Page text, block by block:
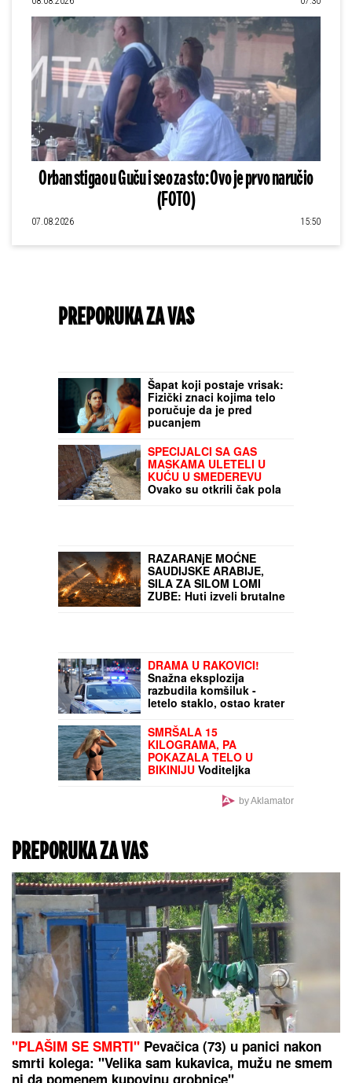
Orban stigao u Guču i seo za sto: Ovo je prvo naručio
(FOTO)
07.08.2026 15:50
PREPORUKA ZA VAS
Šapat koji postaje vrisak:
Fizički znaci kojima telo
poručuje da je pred
pucanjem
Ovako su otkrili čak pola
tona marihuane u
ilegalnoj laboratoriji:
Uhapšeno 6 osoba
RAZARANjE MOĆNE
SAUDIJSKE ARABIJE,
SILA ZA SILOM LOMI
ZUBE: Huti izveli brutalne
napade po uzoru na Iran,
uništene ključne baze
(VIDEO)